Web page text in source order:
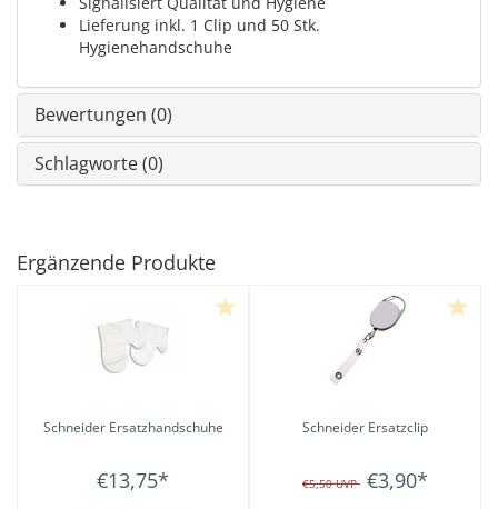
Lieferung inkl. 1 Clip und 50 Stk.
Hygienehandschuhe
Bewertungen (0)
Schlagworte (0)
Ergänzende Produkte
SchneiderErsatzhandschuhe
€13,75*
Schneider Ersatzclip
€5,50UVP €3,90*